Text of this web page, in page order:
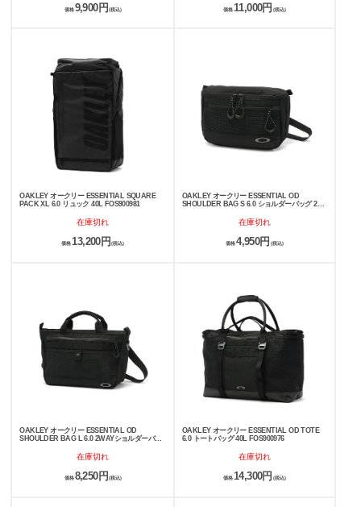
価格 9,900円(税込) 価格 11,000円 (税込)
OAKLEY オークリー ESSENTIAL SQUARE
PACK XL 6.0 リュック 40L FOS900981
在庫切れ
価格 13,200円 (税込)
OAKLEY オークリー ESSENTIAL OD
SHOULDER BAG S 6.0 ショルダーバッグ 2L
在庫切れ
価格4,950円 (税込)
OAKLEY オークリー ESSENTIAL OD
SHOULDER BAG L 6.0 2WAYショルダーバッ
在庫切れ
価格 8,250円(税込)
OAKLEY オークリー ESSENTIAL OD TOTE
6.0 トートバッグ 40L FOS900976
在庫切れ
価格 14,300円 (税込)